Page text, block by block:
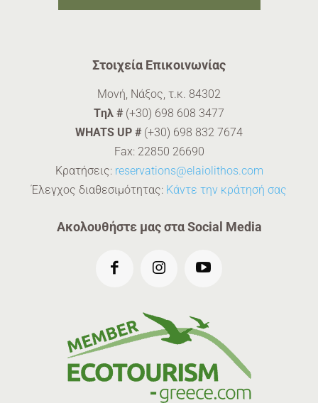
Στοιχεία Επικοινωνίας
Μονή, Νάξος, τ.κ. 84302
Tηλ # (+30) 698 608 3477
WHATS UP # (+30) 698 832 7674
Fax: 22850 26690
Κρατήσεις: reservations@elaiolithos.com
Έλεγχος διαθεσιμότητας: Κάντε την κράτησή σας
Ακολουθήστε μας στα Social Media